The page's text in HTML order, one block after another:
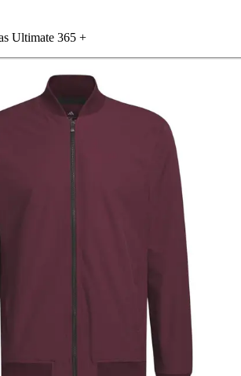
Ultimate 365 +